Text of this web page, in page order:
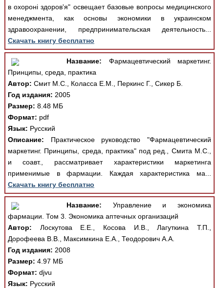
в охороні здоров'я" освещает базовые вопросы медицинского
менеджмента, как основы экономики в украинском
здравоохранении, предпринимательская деятельность...
Скачать книгу бесплатно
Название: Фармацевтический маркетинг.
Принципы, среда, практика
Автор: Смит М.С., Коласса Е.М., Перкинс Г., Сикер Б.
Год издания: 2005
Размер: 8.48 МБ
Формат: pdf
Язык: Русский
Описание: Практическое руководство "Фармацевтический
маркетинг. Принципы, среда, практика" под ред., Смита М.С.,
и соавт., рассматривает характеристики маркетинга
применимые в фармации. Каждая характеристика ма...
Скачать книгу бесплатно
Название: Управление и экономика
фармации. Том 3. Экономика аптечных организаций
Автор: Лоскутова Е.Е., Косова И.В., Лагуткина Т.П.,
Дорофеева В.В., Максимкина Е.А., Теодорович А.А.
Год издания: 2008
Размер: 4.97 МБ
Формат: djvu
Язык: Русский